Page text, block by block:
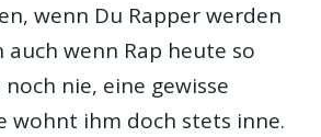
wenn Du Rapper werden
auch wenn Rap heute so
nie, eine gewisse
wohnt ihm doch stets inne.